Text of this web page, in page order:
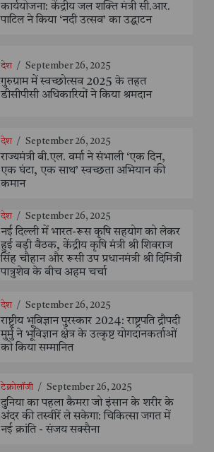
कार्ययोजना: केंद्रीय जल शक्ति मंत्री सी.आर.
पाटिल ने किया ‘नदी उत्सव’ का उद्घाटन
देश / September 26, 2025
गुरुग्राम में स्वच्छोत्सव 2025 के तहत
डीसीपीसी अधिकारियों ने किया श्रमदान
देश / September 26, 2025
राज्यमंत्री बी.एल. वर्मा ने संभाली ‘एक दिन,
एक घंटा, एक साथ’ स्वच्छता अभियान की
कमान
देश / September 26, 2025
नई दिल्ली में भारत-रूस कृषि सहयोग को लेकर
हुई बड़ी बैठक, केंद्रीय कृषि मंत्री श्री शिवराज
सिंह चौहान और रूसी उप प्रधानमंत्री श्री दिमित्री
पात्रुशेव के बीच अहम चर्चा
देश / September 26, 2025
राष्ट्रीय भूविज्ञान पुरस्कार 2024: राष्ट्रपति द्रौपदी
मुर्मु ने भूविज्ञान क्षेत्र के उत्कृष्ट योगदानकर्ताओं
को किया सम्मानित
टेक्नोलॉजी / September 26, 2025
दुनिया का पहला कैमरा जो इंसान के शरीर के
अंदर की तस्वीरें ले सकेगा: चिकित्सा जगत में
नई क्रांति - संजय सक्सैना